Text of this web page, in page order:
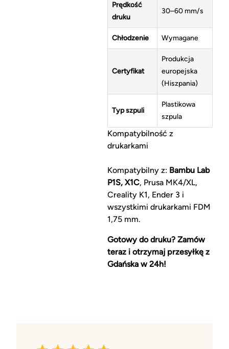
Prędkość
druku
30–60 mm/s
Chłodzenie Wymagane
Certyfikat
Produkcja
europejska
(Hiszpania)
Typ szpuli
Plastikowa
szpula
Kompatybilność z
drukarkami
Kompatybilny z: Bambu Lab
P1S, X1C, Prusa MK4/XL,
Creality K1, Ender 3 i
wszystkimi drukarkami FDM
1,75 mm.
Gotowy do druku? Zamów
teraz i otrzymaj przesyłkę z
Gdańska w 24h!